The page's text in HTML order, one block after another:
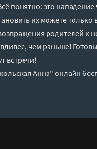
понятно: это
их можете
родителей к
чем раньше! Готовы
встречи!
Анна" онлайн